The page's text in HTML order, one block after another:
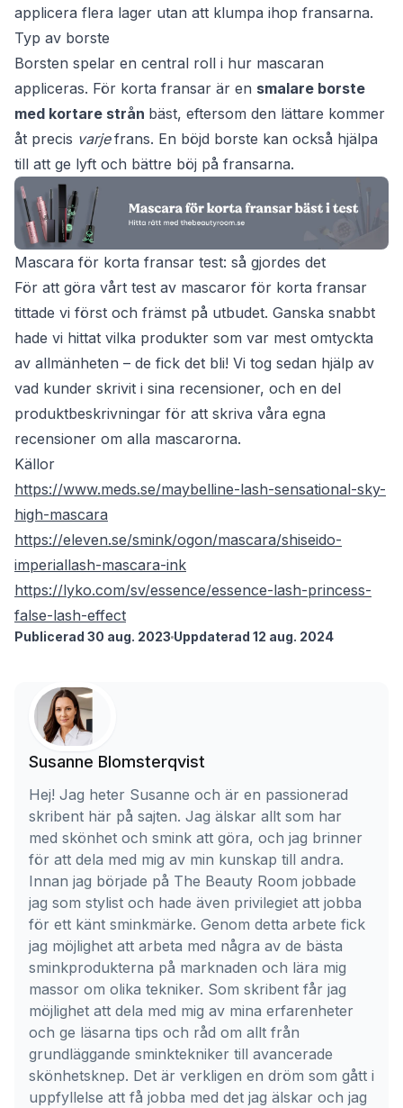
applicera flera lager utan att klumpa ihop fransarna.
Typ av borste
Borsten spelar en central roll i hur mascaran
appliceras. För korta fransar är en smalare borste
med kortare strån bäst, eftersom den lättare kommer
åt precis varje frans. En böjd borste kan också hjälpa
till att ge lyft och bättre böj på fransarna.
Mascara för korta fransar test: så gjordes det
För att göra vårt test av mascaror för korta fransar
tittade vi först och främst på utbudet. Ganska snabbt
hade vi hittat vilka produkter som var mest omtyckta
av allmänheten – de fick det bli! Vi tog sedan hjälp av
vad kunder skrivit i sina recensioner, och en del
produktbeskrivningar för att skriva våra egna
recensioner om alla mascarorna.
Källor
https://www.meds.se/maybelline-lash-sensational-sky-
high-mascara
https://eleven.se/smink/ogon/mascara/shiseido-
imperiallash-mascara-ink
https://lyko.com/sv/essence/essence-lash-princess-
false-lash-effect
Publicerad 30 aug. 2023 Uppdaterad 12 aug. 2024
Susanne Blomsterqvist
Hej! Jag heter Susanne och är en passionerad
skribent här på sajten. Jag älskar allt som har
med skönhet och smink att göra, och jag brinner
för att dela med mig av min kunskap till andra.
Innan jag började på The Beauty Room jobbade
jag som stylist och hade även privilegiet att jobba
för ett känt sminkmärke. Genom detta arbete fick
jag möjlighet att arbeta med några av de bästa
sminkprodukterna på marknaden och lära mig
massor om olika tekniker. Som skribent får jag
möjlighet att dela med mig av mina erfarenheter
och ge läsarna tips och råd om allt från
grundläggande sminktekniker till avancerade
skönhetsknep. Det är verkligen en dröm som gått i
uppfyllelse att få jobba med det jag älskar och jag